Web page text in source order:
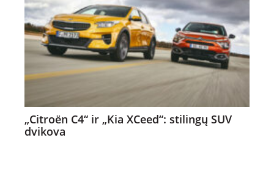
„Citroën C4“ ir „Kia XCeed“: stilingų SUV
dvikova